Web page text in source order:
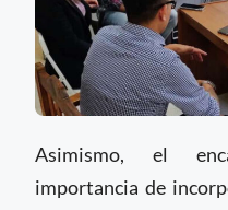
Asimismo, el
importancia de